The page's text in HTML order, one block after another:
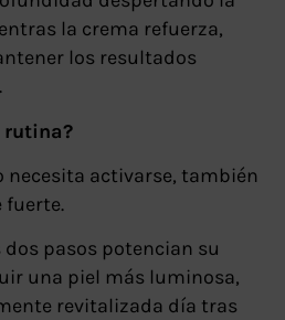
la crema refuerza,
los resultados
rutina?
necesita activarse, también
fuerte.
pasos potencian su
una piel más luminosa,
revitalizada día tras